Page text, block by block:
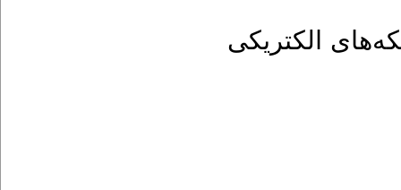
الکتریکی